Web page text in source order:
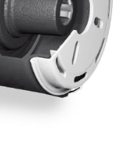
de contrôle